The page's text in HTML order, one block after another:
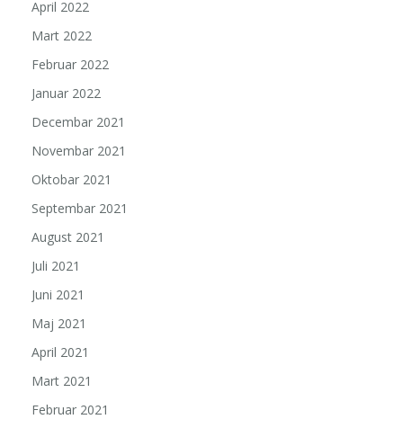
April 2022
Mart 2022
Februar 2022
Januar 2022
Decembar 2021
Novembar 2021
Oktobar 2021
Septembar 2021
August 2021
Juli 2021
Juni 2021
Maj 2021
April 2021
Mart 2021
Februar 2021